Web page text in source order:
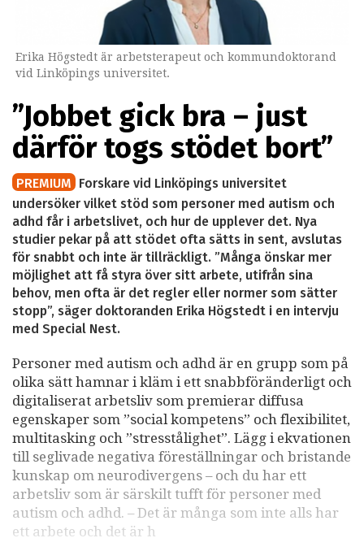
Erika Högstedt är arbetsterapeut och kommundoktorand
vid Linköpings universitet.
”Jobbet gick bra – just
därför togs stödet bort”
PREMIUM Forskare vid Linköpings universitet
undersöker vilket stöd som personer med autism och
adhd får i arbetslivet, och hur de upplever det. Nya
studier pekar på att stödet ofta sätts in sent, avslutas
för snabbt och inte är tillräckligt. ”Många önskar mer
möjlighet att få styra över sitt arbete, utifrån sina
behov, men ofta är det regler eller normer som sätter
stopp”, säger doktoranden Erika Högstedt i en intervju
med Special Nest.
Personer med autism och adhd är en grupp som på
olika sätt hamnar i kläm i ett snabbföränderligt och
digitaliserat arbetsliv som premierar diffusa
egenskaper som ”social kompetens” och flexibilitet,
multitasking och ”stresstålighet”. Lägg i ekvationen
till seglivade negativa föreställningar och bristande
kunskap om neurodivergens – och du har ett
arbetsliv som är särskilt tufft för personer med
autism och adhd. – Det är många som inte alls har
ett arbete och det är h